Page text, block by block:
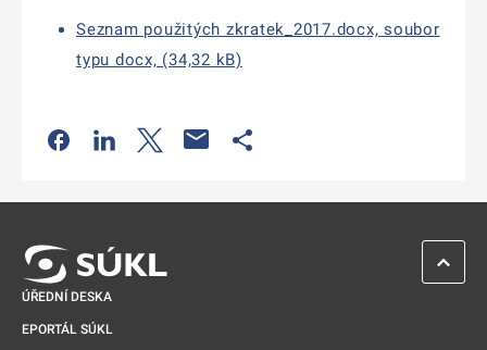
Seznam použitých zkratek_2017.docx, soubor
typu docx, (34,32 kB)
Odkaz se otevře na nové kartě
Odkaz se otevře na nové kartě
Odkaz se otevře na nové kartě
ÚŘEDNÍ DESKA
EPORTÁL SÚKL
ZPĚT